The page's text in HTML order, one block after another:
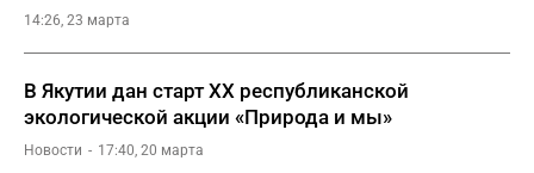
14:26, 23 марта
В Якутии дан старт XX республиканской
экологической акции «Природа и мы»
Новости 17:40, 20 марта